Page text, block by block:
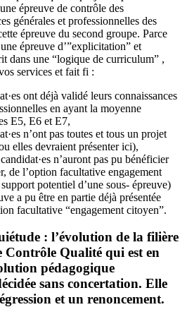
épreuve de contrôle des
générales et professionnelles des
épreuve du second groupe. Parce
épreuve d’”explicitation” et
dans une “logique de curriculum” ,
services et fait fi :
ont déjà validé leurs connaissances
en ayant la moyenne
E5, E6 et E7,
n’ont pas toutes et tous un projet
elles devraient présenter ici),
n’auront pas pu bénéficier
de l’option facultative engagement
potentiel d’une sous- épreuve)
a pu être en partie déjà présentée
facultative “engagement citoyen”.
: l’évolution de la filière
Qualité qui est en
pédagogique
sans concertation. Elle
et un renoncement.